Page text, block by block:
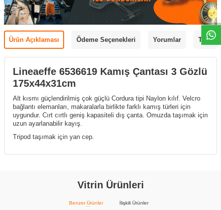
Ürün Açıklaması Ödeme Seçenekleri Yorumlar
Lineaeffe 6536619 Kamış Çantası 3 Gözlü
175x44x31cm
Alt kısmı güçlendirilmiş çok güçlü Cordura tipi Naylon kılıf. Velcro
bağlantı elemanları, makaralarla birlikte farklı kamış türleri için
uygundur. Cırt cırtlı geniş kapasiteli dış çanta. Omuzda taşımak için
uzun ayarlanabilir kayış.
Tripod taşımak için yan cep.
Vitrin Ürünleri
Benzer Ürünler İlişkili Ürünler